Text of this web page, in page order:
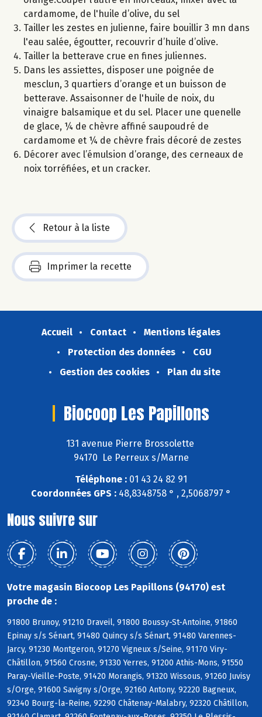
cardamome, de l'huile d’olive, du sel
Tailler les zestes en julienne, faire bouillir 3 mn dans
l'eau salée, égoutter, recouvrir d’huile d’olive.
Tailler la betterave crue en fines juliennes.
Dans les assiettes, disposer une poignée de
mesclun, 3 quartiers d’orange et un buisson de
betterave. Assaisonner de l'huile de noix, du
vinaigre balsamique et du sel. Placer une quenelle
de glace, ¼ de chèvre affiné saupoudré de
cardamome et ¼ de chèvre frais décoré de zestes
Décorer avec l’émulsion d’orange, des cerneaux de
noix torréfiées, et un cracker.
Retour à la liste
Imprimer la recette
Accueil Contact
Mentions légales
Protection des données
CGU
Gestion des cookies
Plan du site
Biocoop Les Papillons
131 avenue Pierre Brossolette
94170 Le Perreux s/Marne
Téléphone : 01 43 24 82 91
Coordonnées GPS : 48,8348758 ° , 2,5068797 °
Nous suivre sur
Votre magasin Biocoop Les Papillons (94170) est
proche de :
91800 Brunoy, 91210 Draveil, 91800 Boussy-St-Antoine, 91860
Epinay s/s Sénart, 91480 Quincy s/s Sénart, 91480 Varennes-
Jarcy, 91230 Montgeron, 91270 Vigneux s/Seine, 91170 Viry-
Châtillon, 91560 Crosne, 91330 Yerres, 91200 Athis-Mons, 91550
Paray-Vieille-Poste, 91420 Morangis, 91320 Wissous, 91260 Juvisy
s/Orge, 91600 Savigny s/Orge, 92160 Antony, 92220 Bagneux,
92340 Bourg-la-Reine, 92290 Châtenay-Malabry, 92320 Châtillon,